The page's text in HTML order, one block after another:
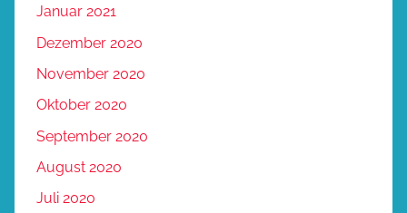
Januar 2021
Dezember 2020
November 2020
Oktober 2020
September 2020
August 2020
Juli 2020